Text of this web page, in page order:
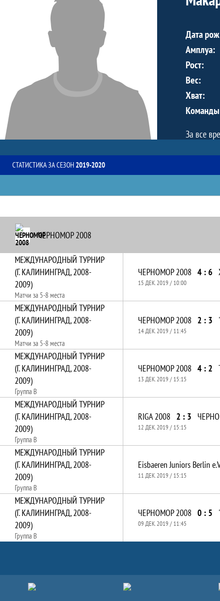
Дата
Амплуа:
Рост:
Вес:
Хват:
За все
СТАТИСТИКА ЗА СЕЗОН 2019-2020
ЧЕРНОМОР 2008
МЕЖДУНАРОДНЫЙ ТУРНИР
(Г. КАЛИНИНГРАД, 2008-
2009)
Матчи за 5-8 места
ЧЕРНОМОР 2008 4 : 6
15 ДЕК. 2019 / 10:00
МЕЖДУНАРОДНЫЙ ТУРНИР
(Г. КАЛИНИНГРАД, 2008-
2009)
Матчи за 5-8 места
ЧЕРНОМОР 2008 2 : 3
14 ДЕК. 2019 / 11:45
МЕЖДУНАРОДНЫЙ ТУРНИР
(Г. КАЛИНИНГРАД, 2008-
2009)
Группа B
ЧЕРНОМОР 2008 4 : 2
13 ДЕК. 2019 / 15:15
МЕЖДУНАРОДНЫЙ ТУРНИР
(Г. КАЛИНИНГРАД, 2008-
2009)
Группа B
RIGA 2008 2 : 3
12 ДЕК. 2019 / 15:15
МЕЖДУНАРОДНЫЙ ТУРНИР
(Г. КАЛИНИНГРАД, 2008-
2009)
Группа B
Eisbaeren Juniors Berlin
11 ДЕК. 2019 / 15:15
МЕЖДУНАРОДНЫЙ ТУРНИР
(Г. КАЛИНИНГРАД, 2008-
2009)
Группа B
ЧЕРНОМОР 2008 0 : 5
09 ДЕК. 2019 / 11:45
Партнёры